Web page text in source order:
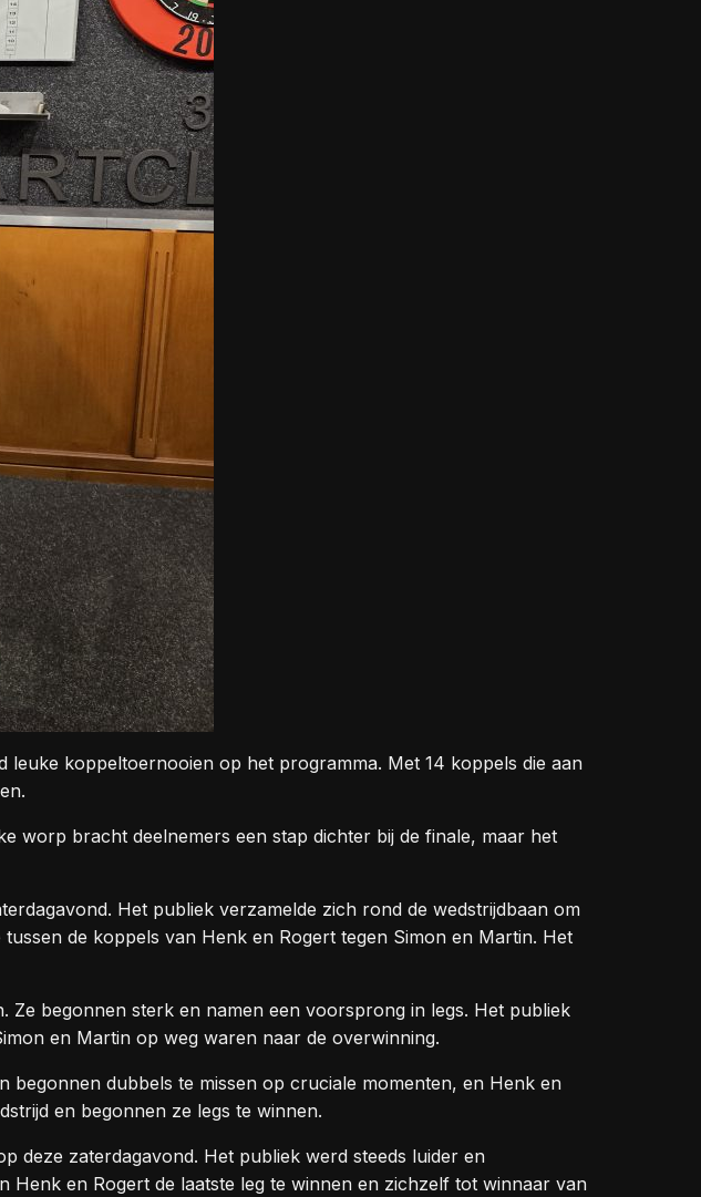
koppeltoernooien op het programma. Met 14 koppels die aan
worp bracht deelnemers een stap dichter bij de finale, maar het
Het publiek verzamelde zich rond de wedstrijdbaan om
de koppels van Henk en Rogert tegen Simon en Martin. Het
begonnen sterk en namen een voorsprong in legs. Het publiek
en Martin op weg waren naar de overwinning.
dubbels te missen op cruciale momenten, en Henk en
en begonnen ze legs te winnen.
deze zaterdagavond. Het publiek werd steeds luider en
Henk en Rogert de laatste leg te winnen en zichzelf tot winnaar van